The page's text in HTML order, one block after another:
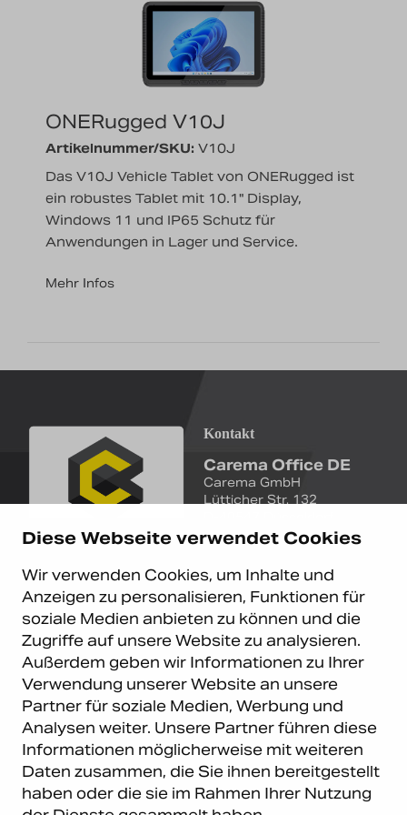
Diese Webseite verwendet Cookies
Wir verwenden Cookies, um Inhalte und
Anzeigen zu personalisieren, Funktionen für
soziale Medien anbieten zu können und die
Zugriffe auf unsere Website zu analysieren.
Außerdem geben wir Informationen zu Ihrer
Verwendung unserer Website an unsere
Partner für soziale Medien, Werbung und
Analysen weiter. Unsere Partner führen diese
Informationen möglicherweise mit weiteren
Daten zusammen, die Sie ihnen bereitgestellt
haben oder die sie im Rahmen Ihrer Nutzung
ONERugged V10J
Artikelnummer/SKU: V10J
Das V10J Vehicle Tablet von ONERugged ist
ein robustes Tablet mit 10.1" Display,
Windows 11 und IP65 Schutz für
Anwendungen in Lager und Service.
Mehr Infos
Kontakt
Carema Office DE
Carema GmbH
Lütticher Str. 132
+49 (0)211 9367 8390
info@carema.de
© Copyright 2026 Carema
GmbH. Alle Rechte vorbehalten.
Datenschutz|Impressum
Carema Warehouse
Carema Hardware BV
Bohemenstraat 9
8028 SB Zwolle
Niederlande
Kundendienst
Serviceabteilung
Newsletter abonnieren